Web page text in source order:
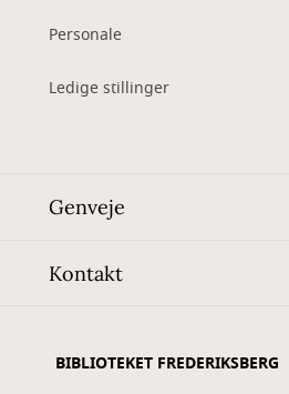
Personale
Ledige stillinger
Genveje
Kontakt
BIBLIOTEKET FREDERIKSBERG